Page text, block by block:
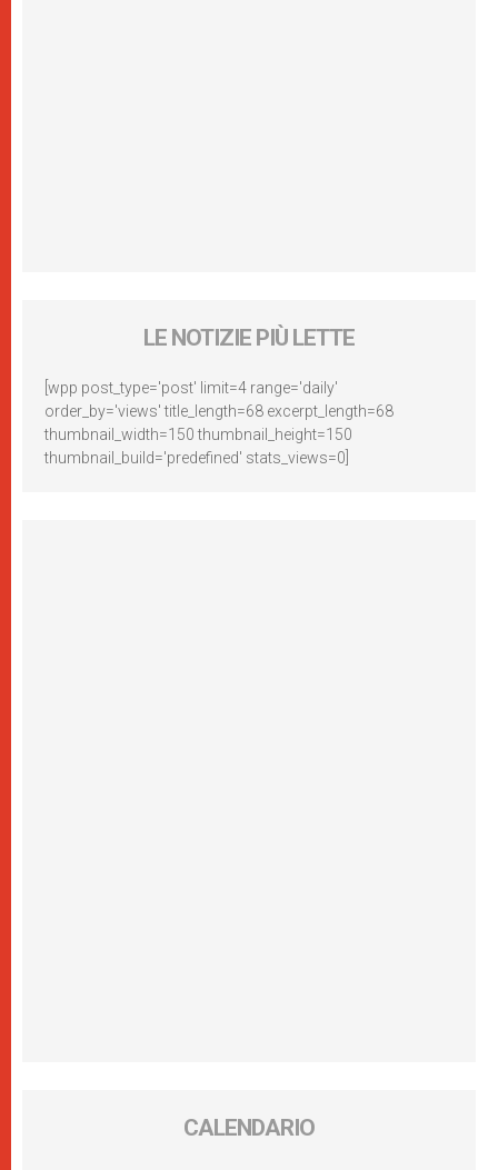
LE NOTIZIE PIÙ LETTE
[wpp post_type='post' limit=4 range='daily'
order_by='views' title_length=68 excerpt_length=68
thumbnail_width=150 thumbnail_height=150
thumbnail_build='predefined' stats_views=0]
CALENDARIO